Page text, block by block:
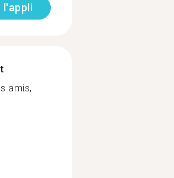
l'appli
amis,